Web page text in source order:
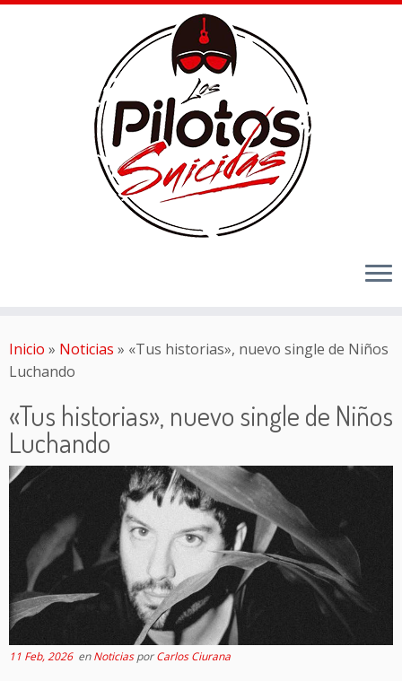
Inicio » Noticias » «Tus historias», nuevo single de Niños
Luchando
«Tus historias», nuevo single de Niños
Luchando
11 Feb, 2026enNoticiasporCarlos Ciurana